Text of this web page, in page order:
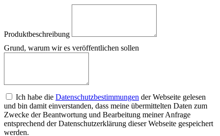
Produktbeschreibung
Grund, warum wir es veröffentlichen sollen
Ich habe die Datenschutzbestimmungen der Webseite gelesen
und bin damit einverstanden, dass meine übermittelten Daten zum
Zwecke der Beantwortung und Bearbeitung meiner Anfrage
entsprechend der Datenschutzerklärung dieser Webseite gespeichert
werden.